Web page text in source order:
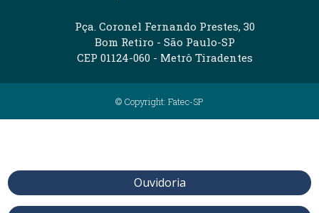
Pça. Coronel Fernando Prestes, 30
Bom Retiro - São Paulo-SP
CEP 01124-060 - Metrô Tiradentes
© Copyright: Fatec-SP
Ouvidoria